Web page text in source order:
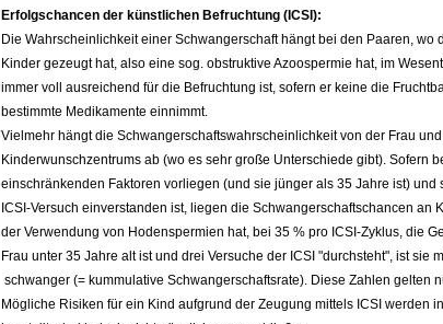
Erfolgschancen der künstlichen Befruchtung (ICSI):
Die Wahrscheinlichkeit einer Schwangerschaft hängt bei den Paaren, wo
Kinder gezeugt hat, also eine sog. obstruktive Azoospermie hat, im
immer voll ausreichend für die Befruchtung ist, sofern er keine die
bestimmte Medikamente einnimmt.
Vielmehr hängt die Schwangerschaftswahrscheinlichkeit von der Frau
Kinderwunschzentrums ab (wo es sehr große Unterschiede gibt). Sofern
einschränkenden Faktoren vorliegen (und sie jünger als 35 Jahre ist)
ICSI-Versuch einverstanden ist, liegen die Schwangerschaftschancen an
der Verwendung von Hodenspermien hat, bei 35 % pro ICSI-Zyklus, die
Frau unter 35 Jahre alt ist und drei Versuche der ICSI "durchsteht", ist sie
schwanger (= kummulative Schwangerschaftsrate). Diese Zahlen gelten
Mögliche Risiken für ein Kind aufgrund der Zeugung mittels ICSI werden